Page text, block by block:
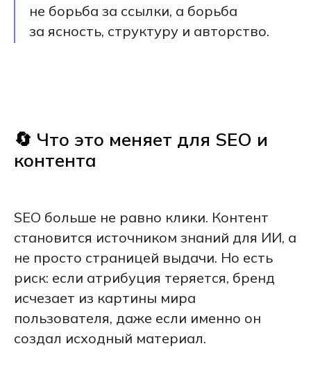
не борьба за ссылки, а борьба
за ясность, структуру и авторство.
🔄 Что это меняет для SEO и
контента
SEO больше не равно клики. Контент
становится источником знаний для ИИ, а
не просто страницей выдачи. Но есть
риск: если атрибуция теряется, бренд
исчезает из картины мира
пользователя, даже если именно он
создал исходный материал.